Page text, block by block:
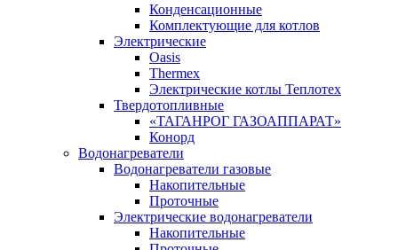
Конденсационные
Комплектующие для котлов
Электрические
Oasis
Thermex
Электрические котлы Теплотех
Твердотопливные
«ТАГАНРОГ ГАЗОАППАРАТ»
Конорд
Водонагреватели
Водонагреватели газовые
Накопительные
Проточные
Электрические водонагреватели
Накопительные